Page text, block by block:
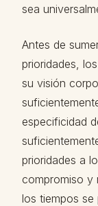
sea
Antes de
prioridades,
su visión
especificidad
prioridades a
compromiso y
los tiempos